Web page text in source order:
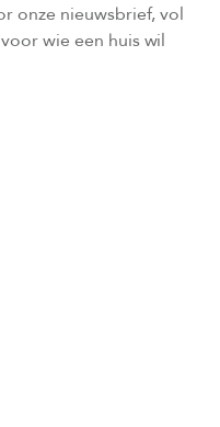
onze nieuwsbrief, vol
wie een huis wil